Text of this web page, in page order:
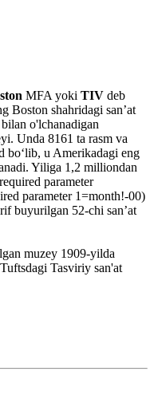
MFA yoki TIV deb
Boston shahridagi sanʼat
o'lchanadigan
Unda 8161 ta rasm va
boʻlib, u Amerikadagi eng
Yiliga 1,2 milliondan
parameter
parameter 1=month!-00)
buyurilgan 52-chi sanʼat
muzey 1909-yilda
Tasviriy san'at